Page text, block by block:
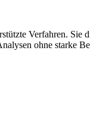
Verfahren. Sie
ohne starke